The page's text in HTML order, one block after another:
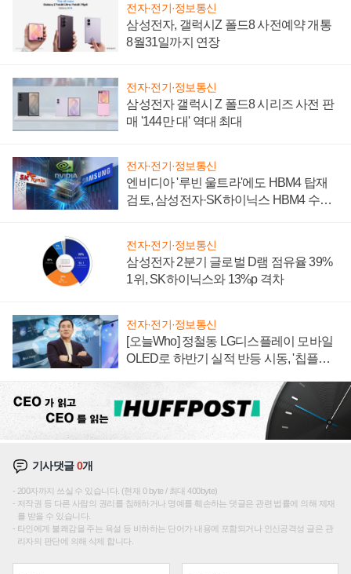
전자·전기·정보통신
삼성전자, 갤럭시Z 폴드8 사전예약 개통
8월31일까지 연장
전자·전기·정보통신
삼성전자 갤럭시 Z 폴드8 시리즈 사전 판
매 '144만 대' 역대 최대
전자·전기·정보통신
엔비디아 '루빈 울트라'에도 HBM4 탑재
검토, 삼성전자·SK하이닉스 HBM4 수율
전자·전기·정보통신
삼성전자 2분기 글로벌 D램 점유율 39%
1위, SK하이닉스와 13%p 격차
전자·전기·정보통신
[오늘Who] 정철동 LG디스플레이 모바일
OLED로 하반기 실적 반등 시동, '칩플레
기사댓글0개
200자까지 쓰실 수 있습니다. (현재 0 byte / 최대 400byte)
저작권 등 다른 사람의 권리를 침해하거나 명예를 훼손하는 댓글은 관련 법률에 의해 제재
를 받을 수 있습니다.
타인에게 불쾌감을 주는 욕설 등 비하하는 단어가 내용에 포함되거나 인신공격성 글은 관
리자의 판단에 의해 삭제 합니다.